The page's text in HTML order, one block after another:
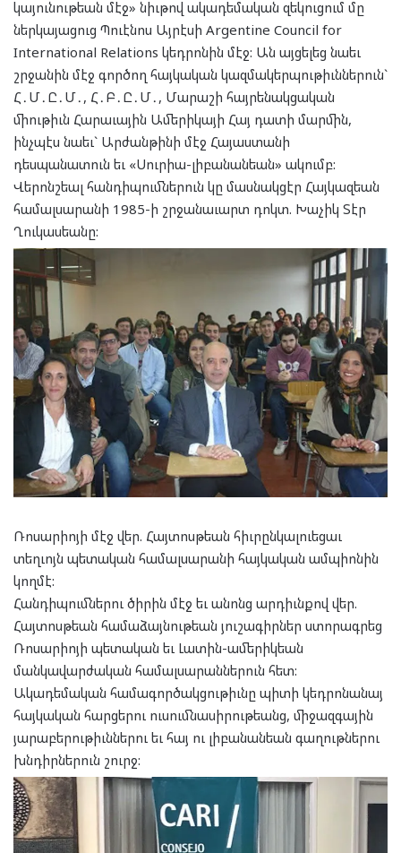
կայունութեան մէջ» նիւթով ակադեմական զեկուցում մը
ներկայացուց Պուէնոս Այրէսի Argentine Council for
International Relations կեդրոնին մէջ: Ան այցելեց նաեւ
շրջանին մէջ գործող հայկական կազմակերպութիւններուն`
Հ․Մ․Ը․Մ․, Հ․Բ․Ը․Մ․, Մարաշի հայրենակցական
միութիւն Հարաւային Ամերիկայի Հայ դատի մարմին,
ինչպէս նաեւ` Արժանթինի մէջ Հայաստանի
դեսպանատուն եւ «Սուրիա-լիբանանեան» ակումբ:
Վերոնշեալ հանդիպումներուն կը մասնակցէր Հայկազեան
համալսարանի 1985-ի շրջանաւարտ դոկտ. Խաչիկ Տէր
Ղուկասեանը:
Ռոսարիոյի մէջ վեր. Հայտոսթեան հիւրընկալուեցաւ
տեղւոյն պետական համալսարանի հայկական ամպիոնին
կողմէ:
Հանդիպումներու ծիրին մէջ եւ անոնց արդիւնքով վեր.
Հայտոսթեան համաձայնութեան յուշագիրներ ստորագրեց
Ռոսարիոյի պետական եւ Լատին-ամերիկեան
մանկավարժական համալսարաններուն հետ:
Ակադեմական համագործակցութիւնը պիտի կեդրոնանայ
հայկական հարցերու ուսումնասիրութեանց, միջազգային
յարաբերութիւններու եւ հայ ու լիբանանեան գաղութներու
խնդիրներուն շուրջ: